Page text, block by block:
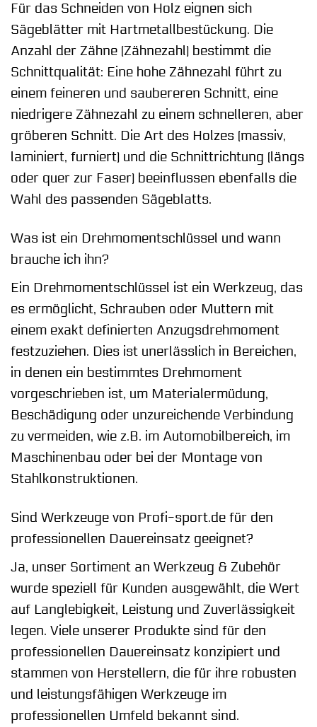
Für das Schneiden von Holz eignen sich
Sägeblätter mit Hartmetallbestückung. Die
Anzahl der Zähne (Zähnezahl) bestimmt die
Schnittqualität: Eine hohe Zähnezahl führt zu
einem feineren und saubereren Schnitt, eine
niedrigere Zähnezahl zu einem schnelleren, aber
gröberen Schnitt. Die Art des Holzes (massiv,
laminiert, furniert) und die Schnittrichtung (längs
oder quer zur Faser) beeinflussen ebenfalls die
Wahl des passenden Sägeblatts.
Was ist ein Drehmomentschlüssel und wann
brauche ich ihn?
Ein Drehmomentschlüssel ist ein Werkzeug, das
es ermöglicht, Schrauben oder Muttern mit
einem exakt definierten Anzugsdrehmoment
festzuziehen. Dies ist unerlässlich in Bereichen,
in denen ein bestimmtes Drehmoment
vorgeschrieben ist, um Materialermüdung,
Beschädigung oder unzureichende Verbindung
zu vermeiden, wie z.B. im Automobilbereich, im
Maschinenbau oder bei der Montage von
Stahlkonstruktionen.
Sind Werkzeuge von Profi-sport.de für den
professionellen Dauereinsatz geeignet?
Ja, unser Sortiment an Werkzeug & Zubehör
wurde speziell für Kunden ausgewählt, die Wert
auf Langlebigkeit, Leistung und Zuverlässigkeit
legen. Viele unserer Produkte sind für den
professionellen Dauereinsatz konzipiert und
stammen von Herstellern, die für ihre robusten
und leistungsfähigen Werkzeuge im
professionellen Umfeld bekannt sind.